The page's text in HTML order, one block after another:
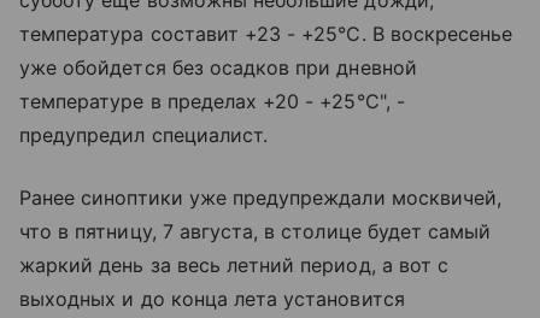
температура составит +23 - +25°C. В воскресенье
уже обойдется без осадков при дневной
температуре в пределах +20 - +25°C", -
предупредил специалист.
Ранее синоптики уже предупреждали москвичей,
что в пятницу, 7 августа, в столице будет самый
жаркий день за весь летний период, а вот с
выходных и до конца лета установится